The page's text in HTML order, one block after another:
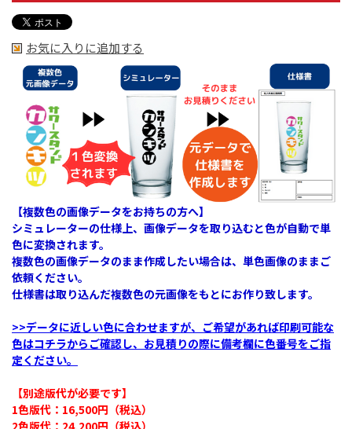
お気に入りに追加する
【複数色の画像データをお持ちの方へ】
シミュレーターの仕様上、画像データを取り込むと色が自動で単
色に変換されます。
複数色の画像データのまま作成したい場合は、単色画像のままご
依頼ください。
仕様書は取り込んだ複数色の元画像をもとにお作り致します。
>>データに近しい色に合わせますが、ご希望があれば印刷可能な
色はコチラからご確認し、お見積りの際に備考欄に色番号をご指
定ください。
【別途版代が必要です】
1色版代：16,500円（税込）​
2色版代：24,200円（税込）​